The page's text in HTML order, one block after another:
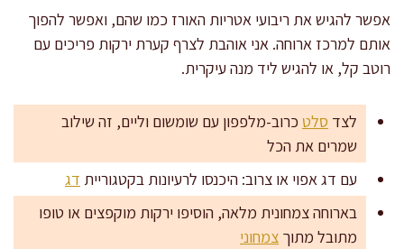
אפשר להגיש את ריבועי אטריות האורז כמו שהם, ואפשר להפוך
אותם למרכז ארוחה. אני אוהבת לצרף קערת ירקות פריכים עם
רוטב קל, או להגיש ליד מנה עיקרית.
לצד סלט כרוב-מלפפון עם שומשום וליים, זה שילוב
שמרים את הכל
עם דג אפוי או צרוב: היכנסו לרעיונות בקטגוריית דג
בארוחה צמחונית מלאה, הוסיפו ירקות מוקפצים או טופו
מתובל מתוך צמחוני